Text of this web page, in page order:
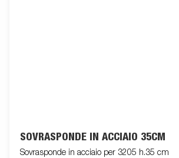
SOVRASPONDE IN ACCIAIO 35CM
Sovrasponde in acciaio per 3205 h.35 cm